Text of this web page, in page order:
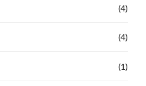
(4)
(4)
(1)